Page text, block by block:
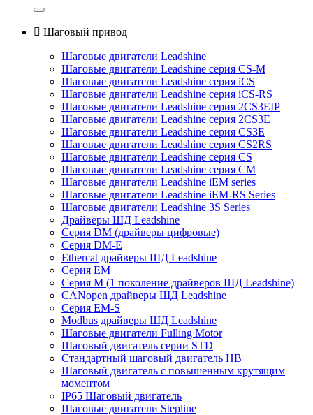
 Шаговый привод
Шаговые двигатели Leadshine
Шаговые двигатели Leadshine серия CS-M
Шаговые двигатели Leadshine серия iCS
Шаговые двигатели Leadshine серия iCS-RS
Шаговые двигатели Leadshine серия 2CS3EIP
Шаговые двигатели Leadshine серия 2CS3E
Шаговые двигатели Leadshine серия CS3E
Шаговые двигатели Leadshine серия CS2RS
Шаговые двигатели Leadshine серия CS
Шаговые двигатели Leadshine серия CM
Шаговые двигатели Leadshine iEM series
Шаговые двигатели Leadshine iEM-RS Series
Шаговые двигатели Leadshine 3S Series
Драйверы ШД Leadshine
Серия DM (драйверы цифровые)
Серия DM-E
Ethercat драйверы ШД Leadshine
Серия EM
Серия M (1 поколение драйверов ШД Leadshine)
CANopen драйверы ШД Leadshine
Серия EM-S
Modbus драйверы ШД Leadshine
Шаговые двигатели Fulling Motor
Шаговый двигатель серии STD
Стандартный шаговый двигатель HB
Шаговый двигатель с повышенным крутящим
моментом
IP65 Шаговый двигатель
Шаговые двигатели Stepline